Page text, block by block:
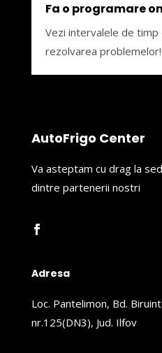
Fa o programare
Vezi intervalele de
rezolvarea problemelor!
AutoFrigo Center
Va asteptam cu drag la
dintre partenerii nostri
Adresa
Loc. Pantelimon, Bd.
nr.125(DN3), Jud. Ilfov